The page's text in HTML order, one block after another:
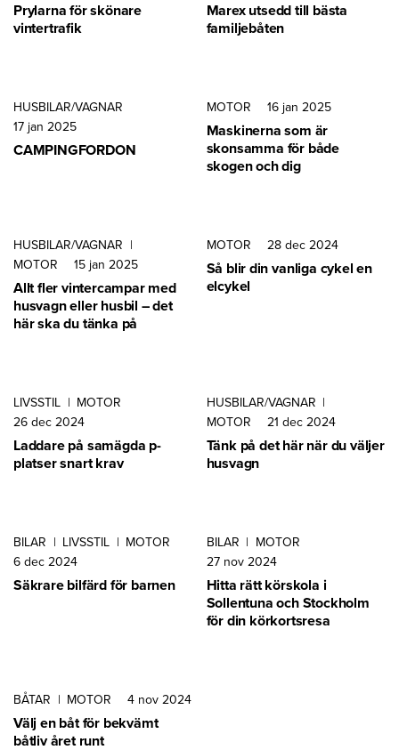
Prylarna för skönare
vintertrafik
Marex utsedd till bästa
familjebåten
HUSBILAR/VAGNAR
17 jan 2025
CAMPINGFORDON
MOTOR 16 jan 2025
Maskinerna som är
skonsamma för både
skogen och dig
HUSBILAR/VAGNAR |
MOTOR
15 jan 2025
Allt fler vintercampar med
husvagn eller husbil – det
här ska du tänka på
MOTOR 28 dec 2024
Så blir din vanliga cykel en
elcykel
LIVSSTIL | MOTOR
26 dec 2024
Laddare på samägda p-
platser snart krav
HUSBILAR/VAGNAR |
MOTOR
21 dec 2024
Tänk på det här när du väljer
husvagn
BILAR | LIVSSTIL | MOTOR
6 dec 2024
Säkrare bilfärd för barnen
BILAR | MOTOR
27 nov 2024
Hitta rätt körskola i
Sollentuna och Stockholm
för din körkortsresa
BÅTAR | MOTOR 4 nov 2024
Välj en båt för bekvämt
båtliv året runt